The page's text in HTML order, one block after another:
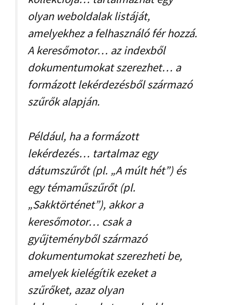
olyan weboldalak listáját,
amelyekhez a felhasználó fér hozzá.
A keresőmotor… az indexből
dokumentumokat szerezhet… a
formázott lekérdezésből származó
szűrők alapján.
Például, ha a formázott
lekérdezés… tartalmaz egy
dátumszűrőt (pl. „A múlt hét”) és
egy témaműszűrőt (pl.
„Sakktörténet”), akkor a
keresőmotor… csak a
gyűjteményből származó
dokumentumokat szerezheti be,
amelyek kielégítik ezeket a
szűrőket, azaz olyan